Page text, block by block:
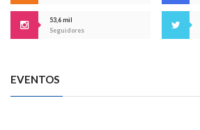
53,6 mil
Seguidores
EVENTOS